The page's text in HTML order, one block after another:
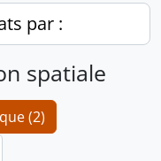
par :
spatiale
(2)